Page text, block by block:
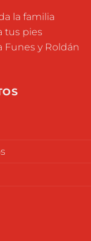
la familia
tus pies
Funes y Roldán